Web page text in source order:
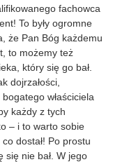
fachowca
To były ogromne
że Pan Bóg każdemu
to możemy też
który się go bał.
dojrzałości,
właściciela
każdy z tych
– i to warto sobie
dostał! Po prostu
się nie bał. W jego